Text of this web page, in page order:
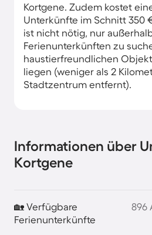
Kortgene. Zudem kostet
Unterkünfte im Schnitt 350
ist nicht nötig, nur
Ferienunterkünften zu
haustierfreundlichen
liegen (weniger als 2
Stadtzentrum entfernt).
Informationen über
Kortgene
🏡 Verfügbare
Ferienunterkünfte
896